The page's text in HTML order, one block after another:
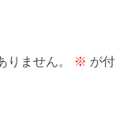
りません。 ※ が付